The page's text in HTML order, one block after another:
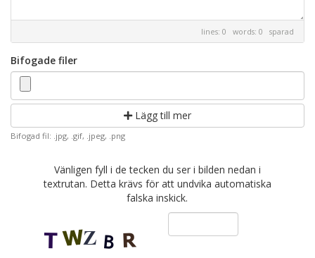
lines: 0 words: 0 sparad
Bifogade filer
Lägg till mer
Bifogad fil: .jpg, .gif, .jpeg, .png
Vänligen fyll i de tecken du ser i bilden nedan i
textrutan. Detta krävs för att undvika automatiska
falska inskick.